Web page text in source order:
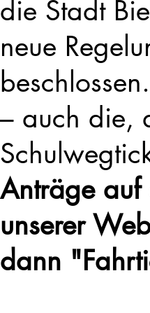
die Stadt
neue
– auch die,
Anträge auf
unserer
dann